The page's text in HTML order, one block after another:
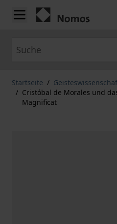
Zum Inhalt springen
Startseite /
/ Cristóbal de Morales und
Magnificat